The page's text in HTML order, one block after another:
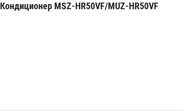
Кондиционер MSZ-HR50VF/MUZ-HR50VF